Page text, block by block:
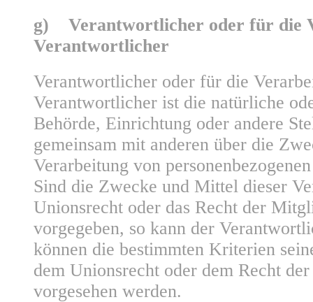
g) Verantwortlicher oder für die
Verantwortlicher
Verantwortlicher oder für die
Verantwortlicher ist die natürliche
Behörde, Einrichtung oder andere
gemeinsam mit anderen über die
Verarbeitung von
Sind die Zwecke und Mittel dieser
Unionsrecht oder das Recht der
vorgegeben, so kann der
können die bestimmten Kriterien
dem Unionsrecht oder dem Recht
vorgesehen werden.